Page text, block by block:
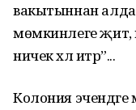
вакытыннан алда
мөмкинлеге җитә,
ничек хәл итәр”...
Колония эчендәге